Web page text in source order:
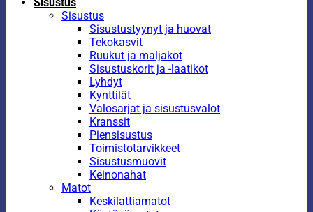
Sisustus
Sisustustyynyt ja huovat
Tekokasvit
Ruukut ja maljakot
Sisustuskorit ja -laatikot
Lyhdyt
Kynttilät
Valosarjat ja sisustusvalot
Kranssit
Piensisustus
Toimistotarvikkeet
Sisustusmuovit
Keinonahat
Matot
Keskilattiamatot